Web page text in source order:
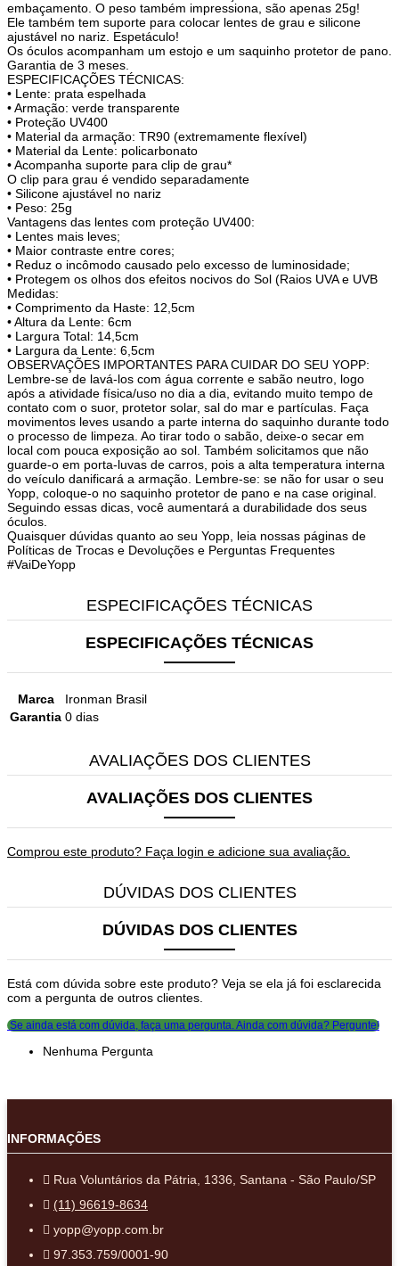
embaçamento. O peso também impressiona, são apenas 25g!
Ele também tem suporte para colocar lentes de grau e silicone
ajustável no nariz. Espetáculo!
Os óculos acompanham um estojo e um saquinho protetor de pano.
Garantia de 3 meses.
ESPECIFICAÇÕES TÉCNICAS:
• Lente: prata espelhada
• Armação: verde transparente
• Proteção UV400
• Material da armação: TR90 (extremamente flexível)
• Material da Lente: policarbonato
• Acompanha suporte para clip de grau*
O clip para grau é vendido separadamente
• Silicone ajustável no nariz
• Peso: 25g
Vantagens das lentes com proteção UV400:
• Lentes mais leves;
• Maior contraste entre cores;
• Reduz o incômodo causado pelo excesso de luminosidade;
• Protegem os olhos dos efeitos nocivos do Sol (Raios UVA e UVB
Medidas:
• Comprimento da Haste: 12,5cm
• Altura da Lente: 6cm
• Largura Total: 14,5cm
• Largura da Lente: 6,5cm
OBSERVAÇÕES IMPORTANTES PARA CUIDAR DO SEU YOPP:
Lembre-se de lavá-los com água corrente e sabão neutro, logo
após a atividade física/uso no dia a dia, evitando muito tempo de
contato com o suor, protetor solar, sal do mar e partículas. Faça
movimentos leves usando a parte interna do saquinho durante todo
o processo de limpeza. Ao tirar todo o sabão, deixe-o secar em
local com pouca exposição ao sol. Também solicitamos que não
guarde-o em porta-luvas de carros, pois a alta temperatura interna
do veículo danificará a armação. Lembre-se: se não for usar o seu
Yopp, coloque-o no saquinho protetor de pano e na case original.
Seguindo essas dicas, você aumentará a durabilidade dos seus
óculos.
Quaisquer dúvidas quanto ao seu Yopp, leia nossas páginas de
Políticas de Trocas e Devoluções e Perguntas Frequentes
#VaiDeYopp
ESPECIFICAÇÕES TÉCNICAS
ESPECIFICAÇÕES TÉCNICAS
Marca
Ironman Brasil
Garantia 0 dias
AVALIAÇÕES DOS CLIENTES
AVALIAÇÕES DOS CLIENTES
Comprou este produto? Faça login e adicione sua avaliação.
DÚVIDAS DOS CLIENTES
DÚVIDAS DOS CLIENTES
Está com dúvida sobre este produto? Veja se ela já foi esclarecida
com a pergunta de outros clientes.
Se ainda está com dúvida, faça uma pergunta. Ainda com dúvida? Pergunte!
Nenhuma Pergunta
INFORMAÇÕES
Rua Voluntários da Pátria, 1336, Santana - São Paulo/SP
(11) 96619-8634
yopp@yopp.com.br
97.353.759/0001-90